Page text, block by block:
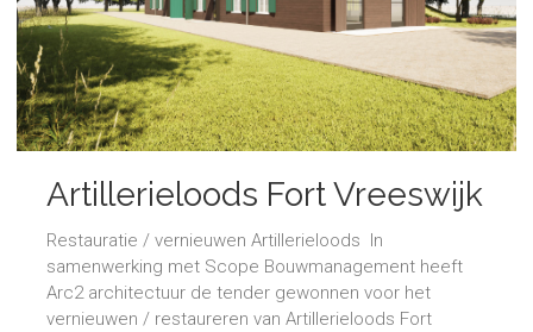
Artillerieloods Fort Vreeswijk
Restauratie / vernieuwen Artillerieloods In
samenwerking met Scope Bouwmanagement heeft
Arc2 architectuur de tender gewonnen voor het
vernieuwen / restaureren van Artillerieloods Fort